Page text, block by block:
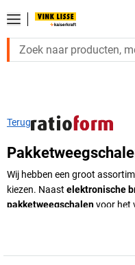
Terug
Wij hebben een groot
kiezen. Naast elektronische
pakketweegschalenvoor het